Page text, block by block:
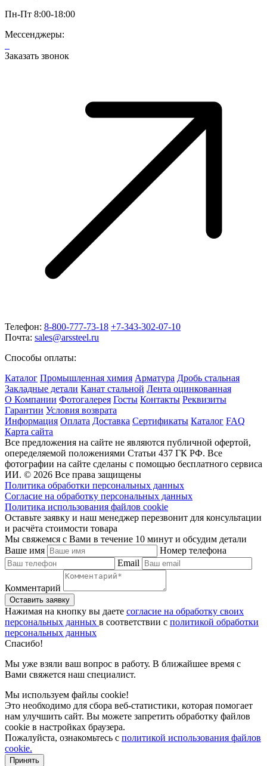
Пн-Пт 8:00-18:00
Мессенджеры:
Заказать звонок
Телефон: 8-800-777-73-18 +7-343-302-07-10
Почта: sales@arssteel.ru
Способы оплаты:
Каталог Промышленная химия Арматура Дробь стальная
Закладные детали Канат стальной Лента оцинкованная
О Компании Фотогалерея Госты Контакты Реквизиты
Гарантии Условия возврата
Информация Оплата Доставка Сертификаты Каталог FAQ
Карта сайта
Все предложения на сайте не являются публичной офертой,
опеределяемой положениями Статьи 437 ГК РФ. Все
фотографии на сайте сделаны с помощью бесплатного сервиса
ИИ. © 2026 Все права защищены
Политика обработки персональных данных
Согласие на обработку персональных данных
Политика использования файлов cookie
Оставьте заявку и наш менеджер перезвонит для консультации
и расчёта стоимости товара
Мы свяжемся с Вами в течение 10 минут и обсудим детали
Ваше имя
Номер телефона
Email
Комментарий
Нажимая на кнопку вы даете согласие на обработку своих
персональных данных в соответствии с политикой обработки
персональных данных
Спасибо!
Мы уже взяли ваш вопрос в работу. В ближайшее время с
Вами свяжется наш специалист.
Мы используем файлы cookie!
Это необходимо для сбора веб-статистики, которая помогает
нам улучшить сайт. Вы можете запретить обработку файлов
cookie в настройках браузера.
Пожалуйста, ознакомьтесь с политикой использования файлов
cookie.
Принять